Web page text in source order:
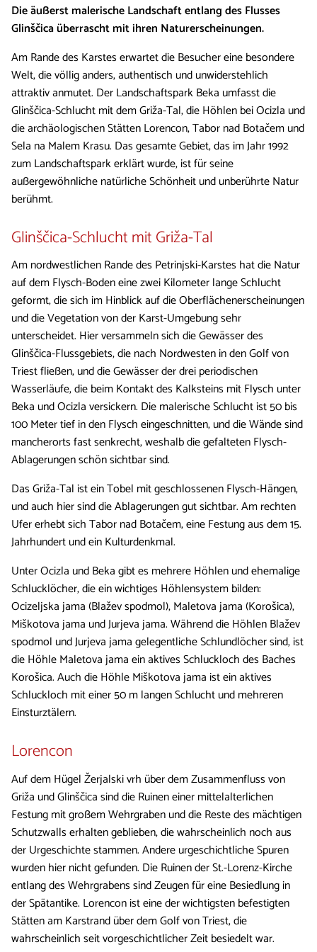
Die äußerst malerische Landschaft entlang des Flusses
Glinščica überrascht mit ihren Naturerscheinungen.
Am Rande des Karstes erwartet die Besucher eine besondere
Welt, die völlig anders, authentisch und unwiderstehlich
attraktiv anmutet. Der Landschaftspark Beka umfasst die
Glinščica-Schlucht mit dem Griža-Tal, die Höhlen bei Ocizla und
die archäologischen Stätten Lorencon, Tabor nad Botačem und
Sela na Malem Krasu. Das gesamte Gebiet, das im Jahr 1992
zum Landschaftspark erklärt wurde, ist für seine
außergewöhnliche natürliche Schönheit und unberührte Natur
berühmt.
Glinščica-Schlucht mit Griža-Tal
Am nordwestlichen Rande des Petrinjski-Karstes hat die Natur
auf dem Flysch-Boden eine zwei Kilometer lange Schlucht
geformt, die sich im Hinblick auf die Oberflächenerscheinungen
und die Vegetation von der Karst-Umgebung sehr
unterscheidet. Hier versammeln sich die Gewässer des
Glinščica-Flussgebiets, die nach Nordwesten in den Golf von
Triest fließen, und die Gewässer der drei periodischen
Wasserläufe, die beim Kontakt des Kalksteins mit Flysch unter
Beka und Ocizla versickern. Die malerische Schlucht ist 50 bis
100 Meter tief in den Flysch eingeschnitten, und die Wände sind
mancherorts fast senkrecht, weshalb die gefalteten Flysch-
Ablagerungen schön sichtbar sind.
Das Griža-Tal ist ein Tobel mit geschlossenen Flysch-Hängen,
und auch hier sind die Ablagerungen gut sichtbar. Am rechten
Ufer erhebt sich Tabor nad Botačem, eine Festung aus dem 15.
Jahrhundert und ein Kulturdenkmal.
Unter Ocizla und Beka gibt es mehrere Höhlen und ehemalige
Schlucklöcher, die ein wichtiges Höhlensystem bilden:
Ocizeljska jama (Blažev spodmol), Maletova jama (Korošica),
Miškotova jama und Jurjeva jama. Während die Höhlen Blažev
spodmol und Jurjeva jama gelegentliche Schlundlöcher sind, ist
die Höhle Maletova jama ein aktives Schluckloch des Baches
Korošica. Auch die Höhle Miškotova jama ist ein aktives
Schluckloch mit einer 50 m langen Schlucht und mehreren
Einsturztälern.
Lorencon
Auf dem Hügel Žerjalski vrh über dem Zusammenfluss von
Griža und Glinščica sind die Ruinen einer mittelalterlichen
Festung mit großem Wehrgraben und die Reste des mächtigen
Schutzwalls erhalten geblieben, die wahrscheinlich noch aus
der Urgeschichte stammen. Andere urgeschichtliche Spuren
wurden hier nicht gefunden. Die Ruinen der St.-Lorenz-Kirche
entlang des Wehrgrabens sind Zeugen für eine Besiedlung in
der Spätantike. Lorencon ist eine der wichtigsten befestigten
Stätten am Karstrand über dem Golf von Triest, die
wahrscheinlich seit vorgeschichtlicher Zeit besiedelt war.